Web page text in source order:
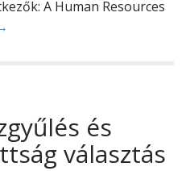
A Human Resources
és
választás